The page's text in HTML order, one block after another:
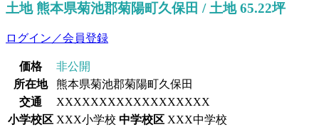
土地 熊本県菊池郡菊陽町久保田 / 土地 65.22坪
ログイン／会員登録
価格
非公開
所在地
熊本県菊池郡菊陽町久保田
交通
XXXXXXXXXXXXXXXXXX
小学校区 XXX小学校 中学校区 XXX中学校